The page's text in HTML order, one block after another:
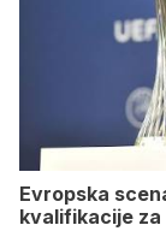
Evropska
kvalifikacije za